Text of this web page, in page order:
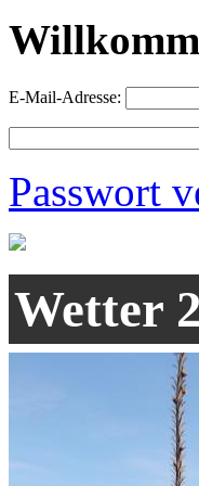
E-Mail-Adresse:
Passwort
Wetter